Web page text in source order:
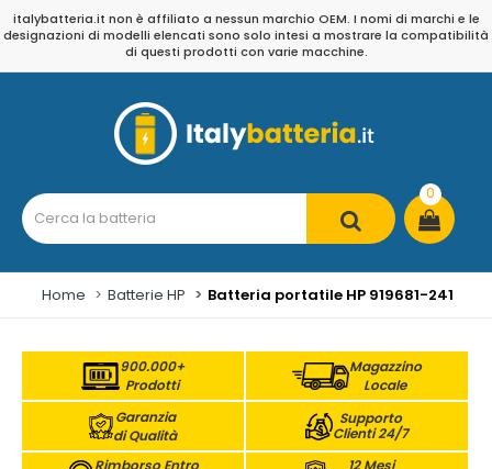
italybatteria.it non è affiliato a nessun marchio OEM. I nomi di marchi e le
designazioni di modelli elencati sono solo intesi a mostrare la compatibilità
di questi prodotti con varie macchine.
0
Home Batterie HP Batteria portatile HP 919681-241
900.000+
Prodotti
Magazzino
Locale
Garanzia
di Qualità
Supporto
Clienti 24/7
Rimborso Entro
12 Mesi